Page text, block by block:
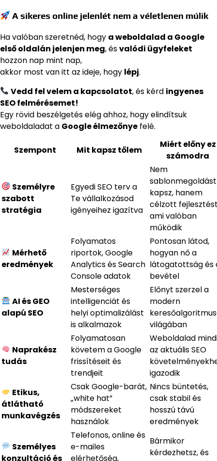
A sikeres online jelenlét nem a véletlenen múlik
Ha valóban szeretnéd, hogy a weboldalad a Google
első oldalán jelenjen meg, ésvalódi ügyfeleket
hozzon nap mint nap,
akkor most van itt az ideje, hogy lépj.
Vedd fel velem a kapcsolatot, és kérd ingyenes
SEO felmérésemet!
Egy rövid beszélgetés elég ahhoz, hogy elindítsuk
weboldaladat a Google élmezőnye felé.
Szempont Mit kapsz tőlem
Miért előny ez
számodra
Személyre
szabott
stratégia
Egyedi SEO terv a
Te vállalkozásod
igényeihez igazítva
Nem
sablonmegoldást
kapsz, hanem
célzott
ami valóban
működik
Mérhető
eredmények
Folyamatos
riportok, Google
Analytics és Search
Console adatok
Pontosan látod,
hogyan nő a
látogatottság és
bevétel
AI és GEO
alapú SEO
Mesterséges
intelligenciát és
helyi optimalizálást
is alkalmazok
Előnyt szerzel a
modern
világában
Naprakész
tudás
Folyamatosan
követem a Google
frissítéseit és
trendjeit
Weboldalad
az aktuális SEO
igazodik
Etikus,
átlátható
munkavégzés
Csak Google-barát,
„white hat”
módszereket
használok
Nincs büntetés,
csak stabil és
hosszú távú
eredmények
Személyes
konzultáció és
Telefonos, online és
e-mailes
elérhetőség,
Bármikor
kérdezhetsz, és